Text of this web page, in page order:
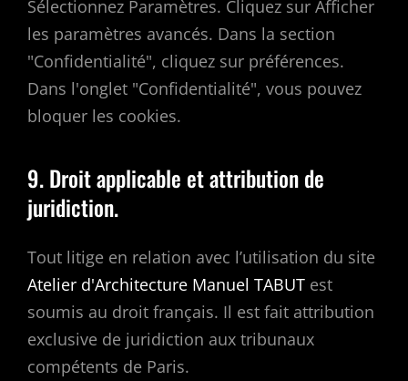
Sélectionnez Paramètres. Cliquez sur Afficher
les paramètres avancés. Dans la section
"Confidentialité", cliquez sur préférences.
Dans l'onglet "Confidentialité", vous pouvez
bloquer les cookies.
9. Droit applicable et attribution de
juridiction.
Tout litige en relation avec l’utilisation du site
Atelier d'Architecture Manuel TABUT est
soumis au droit français. Il est fait attribution
exclusive de juridiction aux tribunaux
compétents de Paris.